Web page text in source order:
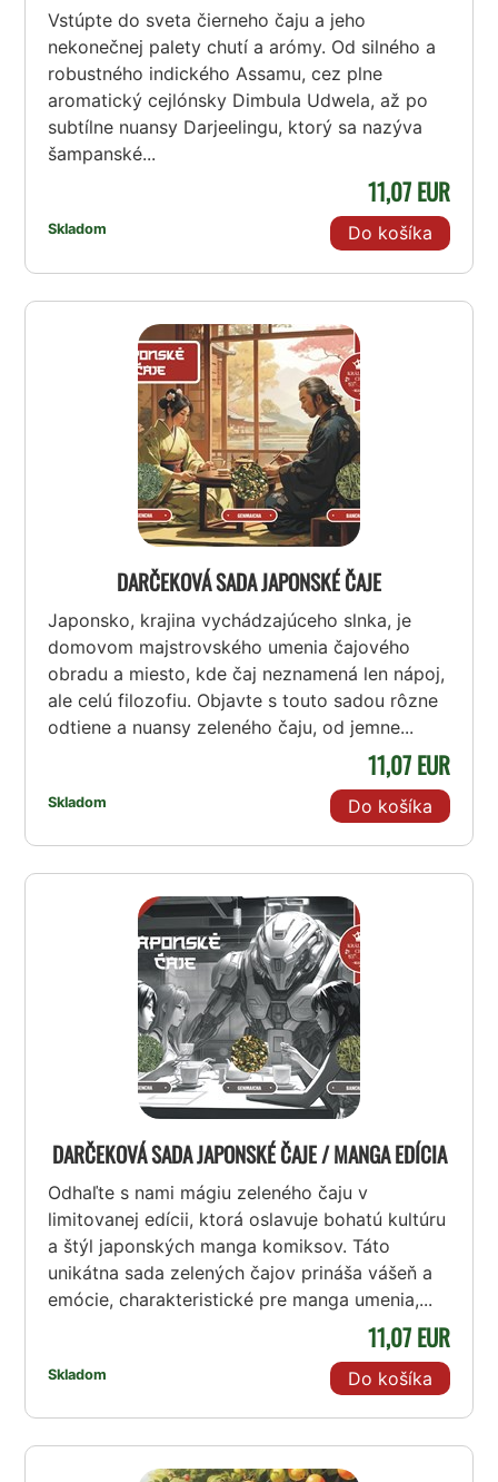
Vstúpte do sveta čierneho čaju a jeho
nekonečnej palety chutí a arómy. Od silného a
robustného indického Assamu, cez plne
aromatický cejlónsky Dimbula Udwela, až po
subtílne nuansy Darjeelingu, ktorý sa nazýva
šampanské...
Skladom
11,07 EUR
Do košíka
DARČEKOVÁ SADA JAPONSKÉ ČAJE
Japonsko, krajina vychádzajúceho slnka, je
domovom majstrovského umenia čajového
obradu a miesto, kde čaj neznamená len nápoj,
ale celú filozofiu. Objavte s touto sadou rôzne
odtiene a nuansy zeleného čaju, od jemne...
Skladom
11,07 EUR
Do košíka
DARČEKOVÁ SADA JAPONSKÉ ČAJE / MANGA EDÍCIA
Odhaľte s nami mágiu zeleného čaju v
limitovanej edícii, ktorá oslavuje bohatú kultúru
a štýl japonských manga komiksov. Táto
unikátna sada zelených čajov prináša vášeň a
emócie, charakteristické pre manga umenia,...
Skladom
11,07 EUR
Do košíka